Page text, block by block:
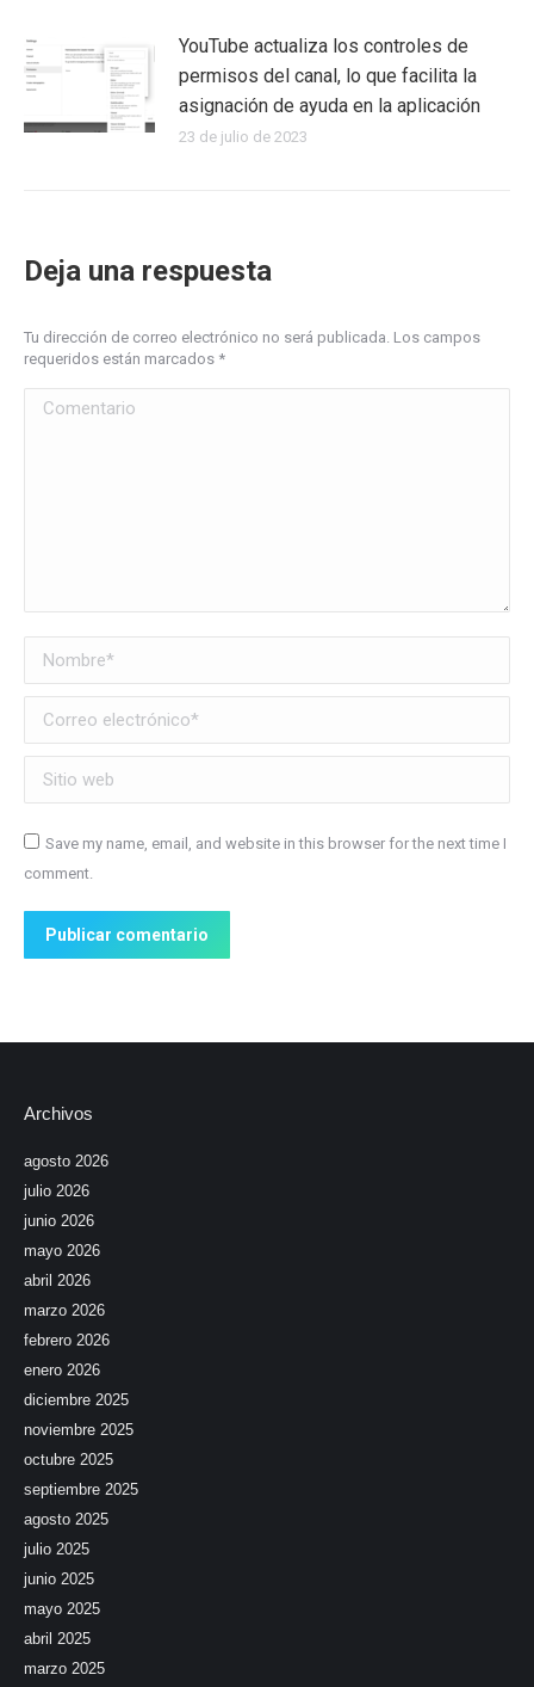
YouTube actualiza los controles de
permisos del canal, lo que facilita la
asignación de ayuda en la aplicación
23 de julio de 2023
Deja una respuesta
Tu dirección de correo electrónico no será publicada. Los campos
requeridos están marcados *
Comentario
Nombre *
Correo electrónico *
Sitio web
Save my name, email, and website in this browser for the next time I
comment.
Publicar comentario
Archivos
agosto 2026
julio 2026
junio 2026
mayo 2026
abril 2026
marzo 2026
febrero 2026
enero 2026
diciembre 2025
noviembre 2025
octubre 2025
septiembre 2025
agosto 2025
julio 2025
junio 2025
mayo 2025
abril 2025
marzo 2025